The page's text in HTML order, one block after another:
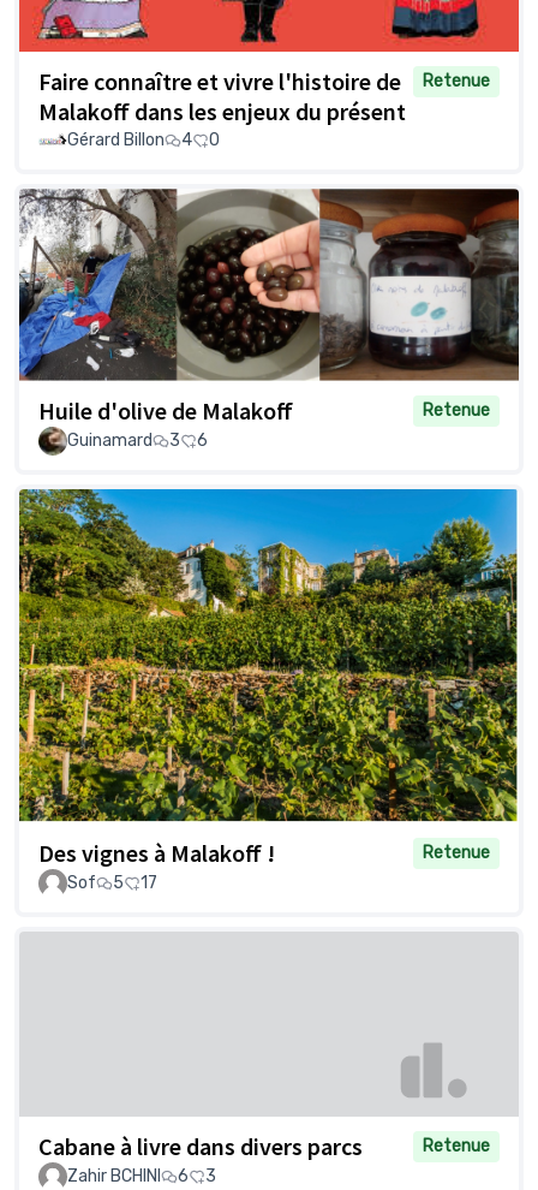
Faire connaître et vivre l'histoire de
Malakoff dans les enjeux du présent
Retenue
Gérard Billon 4 0
Huile d'olive de Malakoff
Retenue
Guinamard
3 6
Des vignes à Malakoff !
Retenue
Sof
5 17
Cabane à livre dans divers parcs
Retenue
Zahir BCHINI
6 3